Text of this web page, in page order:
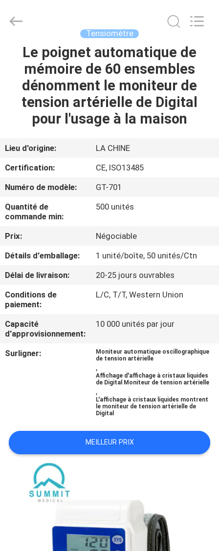
MAISON
PRODUITS
SHOW
AU
DE
NOUS
VISITE
D'USINE
CONTRÔLE
DE
QUALITÉ
CONTACTEZ-
CAS
PRIVACY
Tensiomètre
Le poignet automatique de
mémoire de 60 ensembles
dénomment le moniteur de
tension artérielle de Digital
pour l'usage à la maison
Lieu d'origine:
LA CHINE
Certification:
CE, ISO13485
Numéro de modèle:
GT-701
Quantité de
commande min:
500 unités
Prix:
Négociable
Détails d'emballage:
1 unité/boîte, 50 unités/Ctn
Délai de livraison:
20-25 jours ouvrables
Conditions de
paiement:
L/C, T/T, Western Union
Capacité
d'approvisionnement:
10 000 unités par jour
Surligner:
Moniteur automatique oscillographique
de tension artérielle
,
Affichage d'affichage à cristaux liquides
de Digital Moniteur de tension artérielle
,
L'affichage à cristaux liquides montrent
le moniteur de tension artérielle de
Digital
MEILLEUR PRIX